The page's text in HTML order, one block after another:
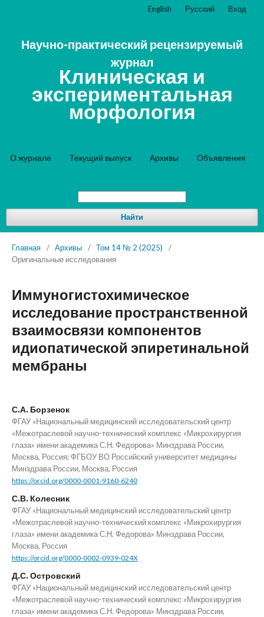
Научно-практический рецензируемый
журнал
Клиническая и
экспериментальная
морфология
О журнале Текущий выпуск Архивы Объявления
Найти
English Русский Вход
Главная / Архивы / Том 14 № 2 (2025)
/
Оригинальные исследования
Иммуногистохимическое
исследование пространственной
взаимосвязи компонентов
идиопатической эпиретинальной
мембраны
С.А. Борзенок
ФГАУ «Национальный медицинский исследовательский центр
«Межотраслевой научно-технический комплекс «Микрохирургия
глаза» имени академика С.Н. Федорова» Минздрава России,
Москва, Россия; ФГБОУ ВО Российский университет медицины
Минздрава России, Москва, Россия
https://orcid.org/0000-0001-9160-6240
С.В. Колесник
ФГАУ «Национальный медицинский исследовательский центр
«Межотраслевой научно-технический комплекс «Микрохирургия
глаза» имени академика С.Н. Федорова» Минздрава России,
Москва, Россия
https://orcid.org/0000-0002-0939-024X
Д.С. Островский
ФГАУ «Национальный медицинский исследовательский центр
«Межотраслевой научно-технический комплекс «Микрохирургия
глаза» имени академика С.Н. Федорова» Минздрава России,